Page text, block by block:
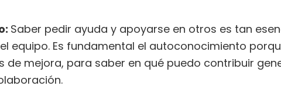
Saber pedir ayuda y apoyarse en otros es tan
equipo. Es fundamental el autoconocimiento
de mejora, para saber en qué puedo contribuir